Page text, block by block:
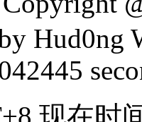
Hud0ng